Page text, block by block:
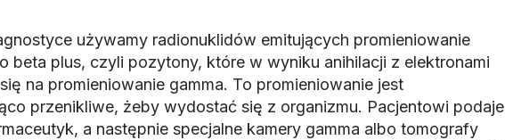
używamy radionuklidów emitujących promieniowanie
beta plus, czyli pozytony, które w wyniku anihilacji z elektronami
na promieniowanie gamma. To promieniowanie jest
przenikliwe, żeby wydostać się z organizmu. Pacjentowi podaje
a następnie specjalne kamery gamma albo tomografy